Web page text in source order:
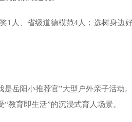
人、省级道德模范4人；选树身边
岳阳小推荐官”大型户外亲子活动
教育即生活”的沉浸式育人场景。